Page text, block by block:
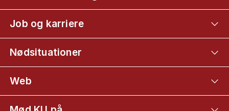
Job og karriere
Nødsituationer
Web